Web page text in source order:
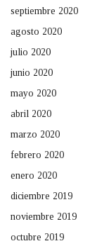
septiembre 2020
agosto 2020
julio 2020
junio 2020
mayo 2020
abril 2020
marzo 2020
febrero 2020
enero 2020
diciembre 2019
noviembre 2019
octubre 2019